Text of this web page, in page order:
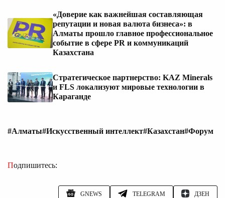
«Доверие как важнейшая составляющая
репутации и новая валюта бизнеса»: в
Алматы прошло главное профессиональное
событие в сфере PR и коммуникаций
Казахстана
Стратегическое партнерство: KAZ Minerals
и FLS локализуют мировые технологии в
Караганде
#Алматы#Искусственный интеллект#Казахстан#Форум
Подпишитесь:
GNEWS TELEGRAM ДЗЕН